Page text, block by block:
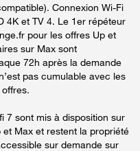
Connexion Wi-Fi
4K et TV 4. Le 1er répéteur
pour les offres Up et
sur Max sont
72h après la demande
pas cumulable avec les
7 sont mis à disposition sur
Max et restent la propriété
sur demande sur